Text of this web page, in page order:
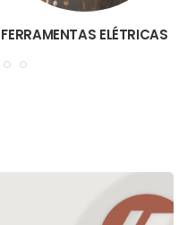
FERRAMENTAS ELÉTRICAS